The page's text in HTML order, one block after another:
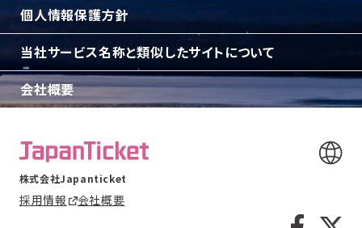
個人情報保護方針
当社サービス名称と類似したサイトについて
会社概要
株式会社Japanticket
採用情報 会社概要